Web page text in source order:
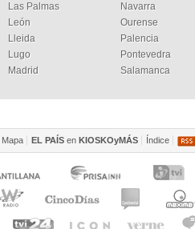
Las Palmas
León
Lleida
Lugo
Madrid
Navarra
Ourense
Palencia
Pontevedra
Salamanca
Mapa EL PAÍS en KIOSKOyMÁS Índice